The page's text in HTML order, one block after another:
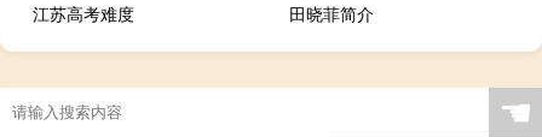
江苏高考难度
田晓菲简介
☚